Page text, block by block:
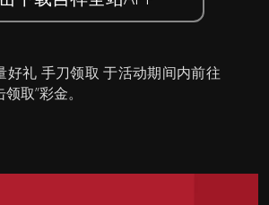
好礼 手刀领取 于活动期间内前往
取”彩金。